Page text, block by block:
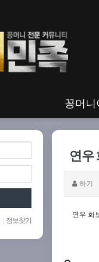
꽁머니
연우
하기
연우 화
정보찾기